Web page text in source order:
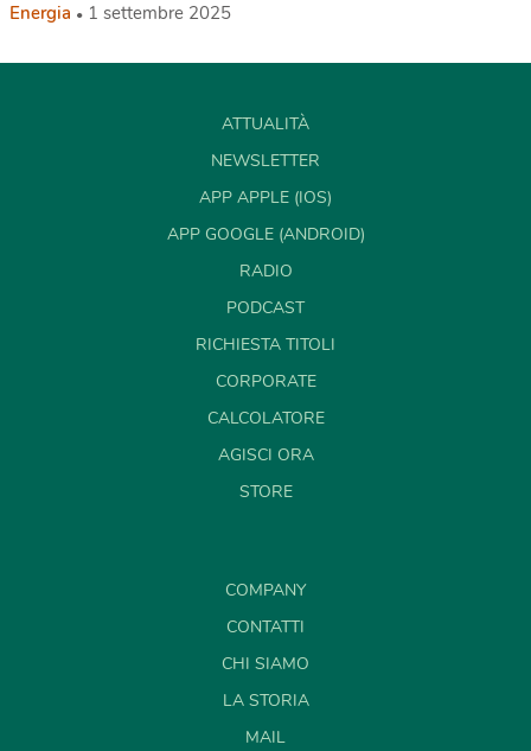
Energia 1 settembre 2025
ATTUALITÀ
NEWSLETTER
APP APPLE (IOS)
APP GOOGLE (ANDROID)
RADIO
PODCAST
RICHIESTA TITOLI
CORPORATE
CALCOLATORE
AGISCI ORA
STORE
COMPANY
CONTATTI
CHI SIAMO
LA STORIA
MAIL